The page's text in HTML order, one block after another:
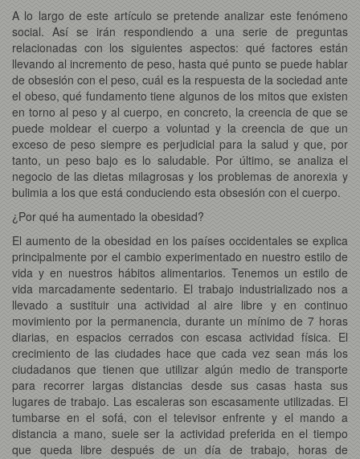
A lo largo de este artículo se pretende analizar este fenómeno
social. Así se irán respondiendo a una serie de preguntas
relacionadas con los siguientes aspectos: qué factores están
llevando al incremento de peso, hasta qué punto se puede hablar
de obsesión con el peso, cuál es la respuesta de la sociedad ante
el obeso, qué fundamento tiene algunos de los mitos que existen
en torno al peso y al cuerpo, en concreto, la creencia de que se
puede moldear el cuerpo a voluntad y la creencia de que un
exceso de peso siempre es perjudicial para la salud y que, por
tanto, un peso bajo es lo saludable. Por último, se analiza el
negocio de las dietas milagrosas y los problemas de anorexia y
bulimia a los que está conduciendo esta obsesión con el cuerpo.
¿Por qué ha aumentado la obesidad?
El aumento de la obesidad en los países occidentales se explica
principalmente por el cambio experimentado en nuestro estilo de
vida y en nuestros hábitos alimentarios. Tenemos un estilo de
vida marcadamente sedentario. El trabajo industrializado nos a
llevado a sustituir una actividad al aire libre y en continuo
movimiento por la permanencia, durante un mínimo de 7 horas
diarias, en espacios cerrados con escasa actividad física. El
crecimiento de las ciudades hace que cada vez sean más los
ciudadanos que tienen que utilizar algún medio de transporte
para recorrer largas distancias desde sus casas hasta sus
lugares de trabajo. Las escaleras son escasamente utilizadas. El
tumbarse en el sofá, con el televisor enfrente y el mando a
distancia a mano, suele ser la actividad preferida en el tiempo
que queda libre después de un día de trabajo, horas de